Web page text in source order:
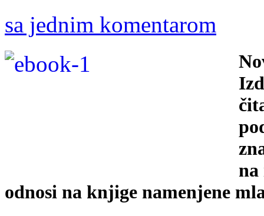
sa jednim komentarom
na
odnosi na knjige namenjene